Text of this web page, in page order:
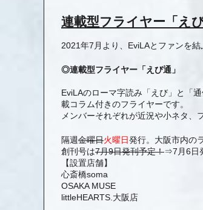
連載型フライヤー「え
2021年7月より、EviLAとファンを
◎連載型フライヤー「えび通」
EviLAのローマ字読み「えび」と「
載コラム付きのフライヤーです。
メンバーそれぞれが近況や小ネタ、
隔週金曜日火曜日発行。大阪市内の
創刊号は7月9日発刊予定！⇒7月6日
【設置店舗】
心斎橋soma
OSAKA MUSE
littleHEARTS.大阪店